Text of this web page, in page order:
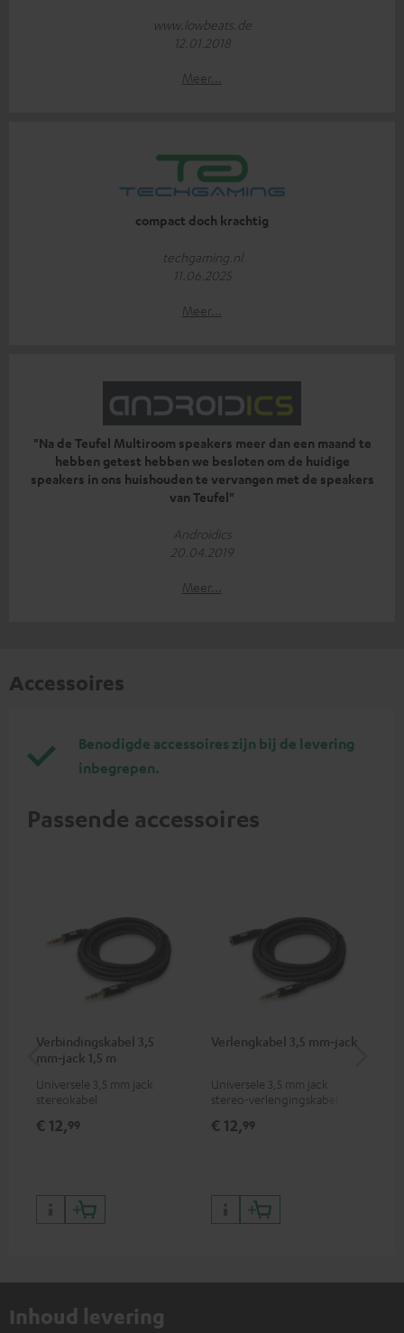
www.lowbeats.de
12.01.2018
Meer...
compact doch krachtig
techgaming.nl
11.06.2025
Meer...
"Na de Teufel Multiroom speakers meer dan een maand te
hebben getest hebben we besloten om de huidige
speakers in ons huishouden te vervangen met de speakers
van Teufel"
Androidics
20.04.2019
Meer...
Accessoires
Benodigde accessoires zijn bij de levering
inbegrepen.
Passende accessoires
Verbindingskabel 3,5
mm‑jack 1,5 m
Universele 3,5 mm jack
stereokabel
€ 12,99
Verlengkabel 3,5 mm‑jack
Universele 3,5 mm jack
stereo-verlengingskabel
€ 12,99
Inhoud levering